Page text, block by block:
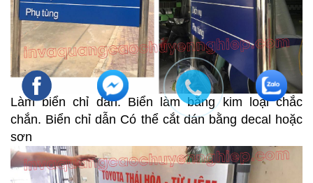
Làm biển chỉ dẫn. Biển làm bằng kim loại chắc
chắn. Biển chỉ dẫn Có thể cắt dán bằng decal hoặc
sơn